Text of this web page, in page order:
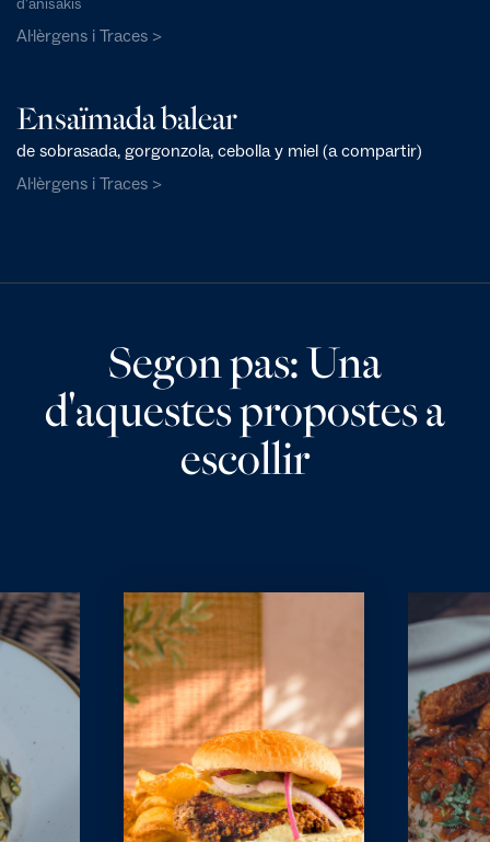
Al·lèrgens i Traces >
Ensaïmada balear
de sobrasada, gorgonzola, cebolla y miel (a compartir)
Al·lèrgens i Traces >
Segon pas: Una
d'aquestes propostes a
escollir